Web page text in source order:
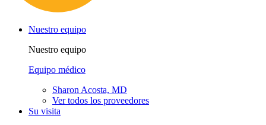
Nuestro equipo
Nuestro equipo
Equipo médico
Sharon Acosta, MD
Ver todos los proveedores
Su visita